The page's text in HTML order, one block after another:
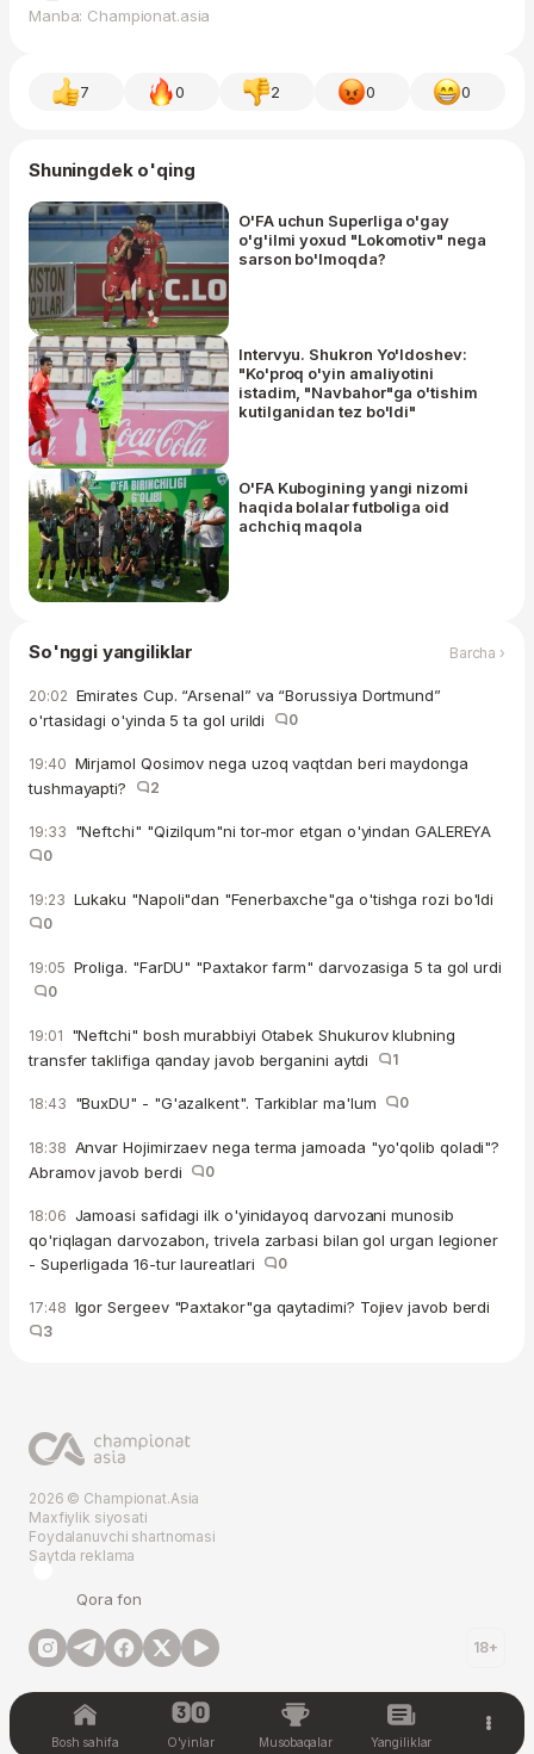
Manba: Championat.asia
7 0 2 0 0
Shuningdek o'qing
O'FA uchun Superliga o'gay
o'g'ilmi yoxud "Lokomotiv" nega
sarson bo'lmoqda?
Intervyu. Shukron Yo'ldoshev:
"Ko'proq o'yin amaliyotini
istadim, "Navbahor"ga o'tishim
kutilganidan tez bo'ldi"
O'FA Kubogining yangi nizomi
haqida bolalar futboliga oid
achchiq maqola
So'nggi yangiliklar Barcha ›
20:02 Emirates Cup. “Arsenal” va “Borussiya Dortmund”
o'rtasidagi o'yinda 5 ta gol urildi
0
19:40 Mirjamol Qosimov nega uzoq vaqtdan beri maydonga
tushmayapti?
2
19:33 "Neftchi" "Qizilqum"ni tor-mor etgan o'yindan GALEREYA
0
19:23 Lukaku "Napoli"dan "Fenerbaxche"ga o'tishga rozi bo'ldi
0
19:05 Proliga. "FarDU" "Paxtakor farm" darvozasiga 5 ta gol urdi
0
19:01 "Neftchi" bosh murabbiyi Otabek Shukurov klubning
transfer taklifiga qanday javob berganini aytdi
1
18:43 "BuxDU" - "G'azalkent". Tarkiblar ma'lum 0
18:38 Anvar Hojimirzaev nega terma jamoada "yo'qolib qoladi"?
Abramov javob berdi
0
18:06 Jamoasi safidagi ilk o'yinidayoq darvozani munosib
qo'riqlagan darvozabon, trivela zarbasi bilan gol urgan legioner
- Superligada 16-tur laureatlari
0
17:48 Igor Sergeev "Paxtakor"ga qaytadimi? Tojiev javob berdi
3
2026 © Championat.Asia
Maxfiylik siyosati
Foydalanuvchi shartnomasi
Saytda reklama
Qora fon
18+
Bosh sahifa O'yinlar Musobaqalar Yangiliklar